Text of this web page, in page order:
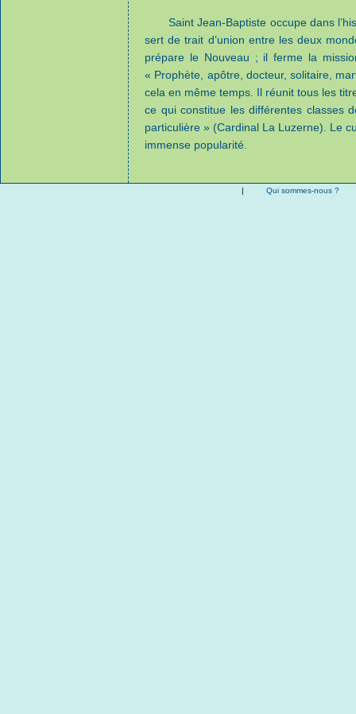
Saint Jean-Baptiste occupe dans
sert de trait d’union entre les deux
prépare le Nouveau ; il ferme la
« Prophète, apôtre, docteur, solitaire,
cela en même temps. Il réunit tous les
ce qui constitue les différentes classes
particulière » (Cardinal La Luzerne). Le
immense popularité.
| Qui sommes-nous ?